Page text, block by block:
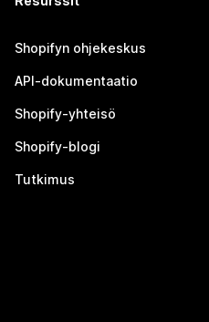
Shopifyn ohjekeskus
API-dokumentaatio
Shopify-yhteisö
Shopify-blogi
Tutkimus